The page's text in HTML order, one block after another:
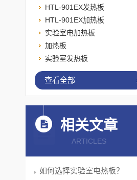
HTL-901EX发热板
HTL-901EX加热板
实验室电加热板
加热板
实验室发热板
查看全部
相关文章
ARTICLES
如何选择实验室电热板？